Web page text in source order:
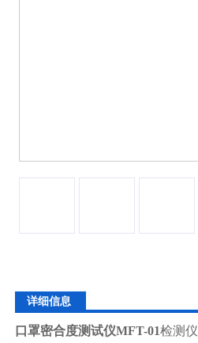
详细信息
口罩密合度测试仪MFT-01检测